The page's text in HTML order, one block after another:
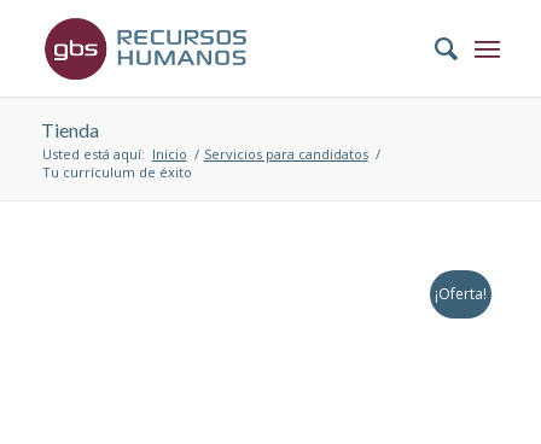
Tienda
Usted está aquí: Inicio / Servicios para candidatos /
Tu currículum de éxito
¡Oferta!